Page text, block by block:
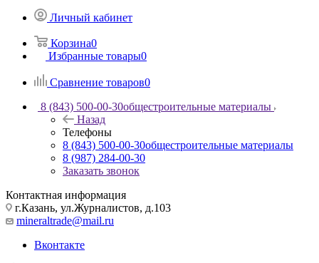
Личный кабинет
Корзина0
Избранные товары0
Сравнение товаров0
8 (843) 500-00-30общестроительные материалы
Назад
Телефоны
8 (843) 500-00-30общестроительные материалы
8 (987) 284-00-30
Заказать звонок
Контактная информация
г.Казань, ул.Журналистов, д.103
mineraltrade@mail.ru
Вконтакте